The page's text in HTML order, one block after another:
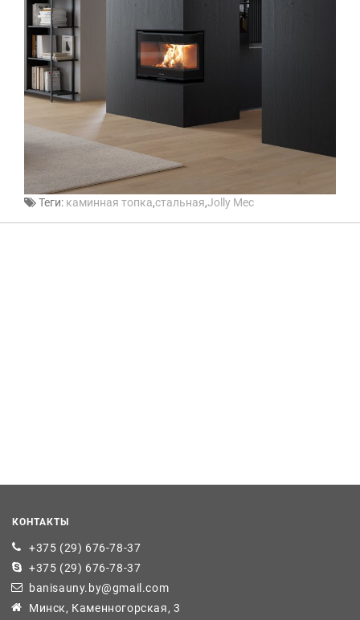
Теги: каминная топка,стальная,Jolly Mec
КОНТАКТЫ
+375 (29) 676-78-37
+375 (29) 676-78-37
banisauny.by@gmail.com
Минск, Каменногорская, 3